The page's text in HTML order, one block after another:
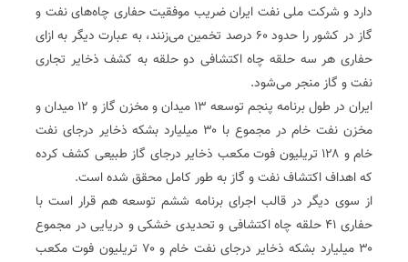
دارد و شرکت ملی نفت ایران ضریب موفقیت حفاری چاه‌های نفت و
گاز در کشور را حدود ۶۰ درصد تخمین می‌زنند، به عبارت دیگر به ازای
حفاری هر سه حلقه چاه اکتشافی دو حلقه به کشف ذخایر تجاری
نفت و گاز منجر می‌شود.
ایران در طول برنامه پنجم توسعه ۱۳ میدان و مخزن گاز و ۱۲ میدان و
مخزن نفت خام در مجموع با ۳۰ میلیارد بشکه ذخایر درجای نفت
خام و ۱۲۸ تریلیون فوت مکعب ذخایر درجای گاز طبیعی کشف کرده
که اهداف اکتشاف نفت و گاز به طور کامل محقق شده است.
از سوی دیگر در قالب اجرای برنامه ششم توسعه هم قرار است با
حفاری ۴۱ حلقه چاه اکتشافی و تحدیدی خشکی و دریایی در مجموع
۳۰ میلیارد بشکه ذخایر درجای نفت خام و ۷۰ تریلیون فوت مکعب